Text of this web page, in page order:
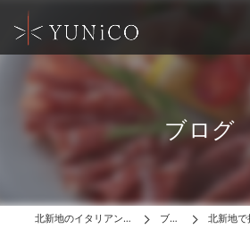
ブログ
北新地のイタリアンはYUNiCO ブログ 北新地で接待